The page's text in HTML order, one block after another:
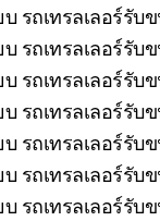
รถเทรลเลอร์รับ
รถเทรลเลอร์รับ
รถเทรลเลอร์รับ
รถเทรลเลอร์รับ
รถเทรลเลอร์รับ
รถเทรลเลอร์รับ
รถเทรลเลอร์รับ